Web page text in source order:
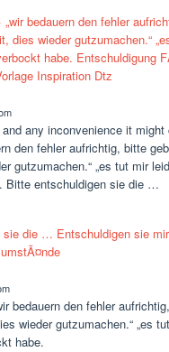
any inconvenience it
den fehler aufrichtig, bitte
gutzumachen.“ „es tut mir
Bitte entschuldigen sie die …
bedauern den fehler
wieder gutzumachen.“ „es
habe.